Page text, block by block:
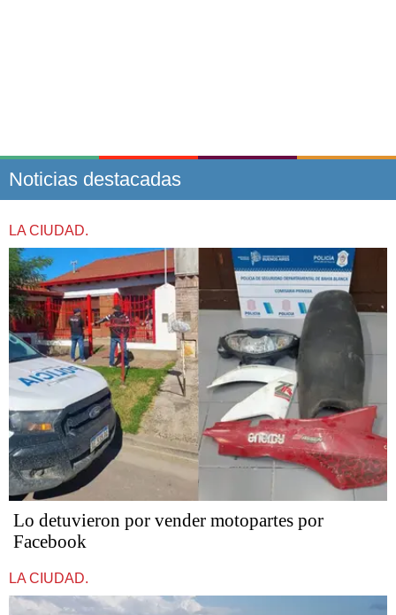
Noticias destacadas
LA CIUDAD.
Lo detuvieron por vender motopartes por
Facebook
LA CIUDAD.